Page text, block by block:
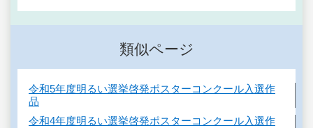
類似ページ
令和5年度明るい選挙啓発ポスターコンクール入選作
品
令和4年度明るい選挙啓発ポスターコンクール入選作